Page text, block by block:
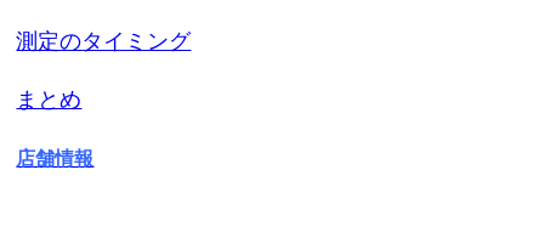
測定のタイミング
まとめ
店舗情報